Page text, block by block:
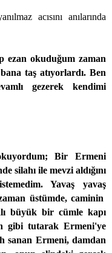
acısını anılarında
ezan okuduğum zaman
taş atıyorlardı. Ben
gezerek kendimi
Bir Ermeni
silahı ile mevzi aldığını
Yavaş yavaş
üstümde, caminin
büyük bir cümle kapı
gibi tutarak Ermeni'ye
sanan Ermeni, damdan